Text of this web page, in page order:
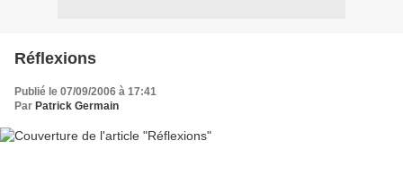
Réflexions
Publié le 07/09/2006 à 17:41
Par Patrick Germain